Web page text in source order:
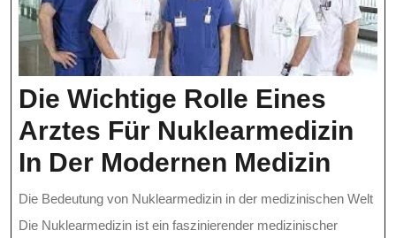
Die Wichtige Rolle Eines
Arztes Für Nuklearmedizin
In Der Modernen Medizin
Rolle
Die Bedeutung von Nuklearmedizin in der medizinischen Welt
Die Nuklearmedizin ist ein faszinierender medizinischer